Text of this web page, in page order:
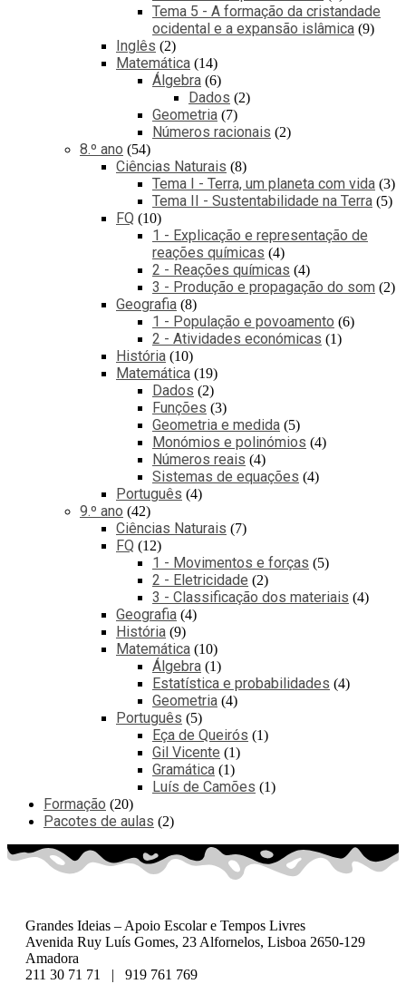
Tema 5 - A formação da cristandade
ocidental e a expansão islâmica 9
Inglês 2
Matemática 14
Álgebra 6
Dados 2
Geometria 7
Números racionais 2
8.º ano 54
Ciências Naturais 8
Tema I - Terra, um planeta com vida 3
Tema II - Sustentabilidade na Terra 5
FQ 10
1 - Explicação e representação de
reações químicas 4
2 - Reações químicas 4
3 - Produção e propagação do som 2
Geografia 8
1 - População e povoamento 6
2 - Atividades económicas 1
História 10
Matemática 19
Dados 2
Funções 3
Geometria e medida 5
Monómios e polinómios 4
Números reais 4
Sistemas de equações 4
Português 4
9.º ano 42
Ciências Naturais 7
FQ 12
1 - Movimentos e forças 5
2 - Eletricidade 2
3 - Classificação dos materiais 4
Geografia 4
História 9
Matemática 10
Álgebra 1
Estatística e probabilidades 4
Geometria 4
Português 5
Eça de Queirós 1
Gil Vicente 1
Gramática 1
Luís de Camões 1
Formação 20
Pacotes de aulas 2
Grandes Ideias – Apoio Escolar e Tempos Livres
Avenida Ruy Luís Gomes, 23 Alfornelos, Lisboa 2650-129
Amadora
211 30 71 71 | 919 761 769